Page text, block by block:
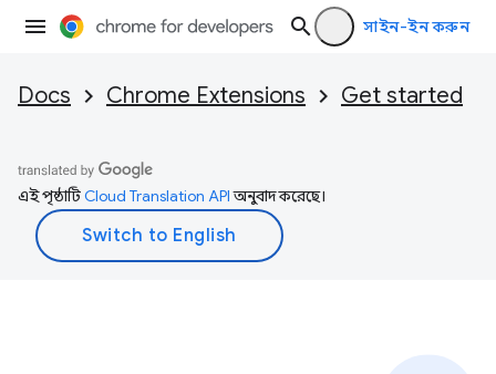
সাইন-ইন করুন
Docs Chrome Extensions Get started
এই পৃষ্ঠাটিCloud Translation APIঅনুবাদ করেছে।